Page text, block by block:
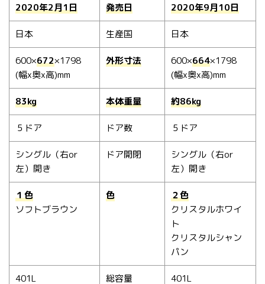
2020年2月1日 発売日 2020年9月10日
日本 生産国 日本
600×672×1798
(幅x奥x高)mm
外形寸法 600×664×1798
(幅x奥x高)mm
83kg 本体重量 約86kg
５ドア ドア数 ５ドア
シングル（右or
左）開き
ドア開閉 シングル（右or
左）開き
１色
ソフトブラウン
色
２色
クリスタルホワイ
ト
クリスタルシャン
パン
401L 総容量 401L